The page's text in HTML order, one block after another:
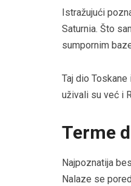
Istražujući
Saturnia. Što
sumpornim
Taj dio
uživali su već i
Terme
Najpoznatija
Nalaze se